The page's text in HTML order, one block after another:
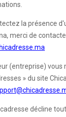
la présence
merci de
(entreprise)
» du site
décline